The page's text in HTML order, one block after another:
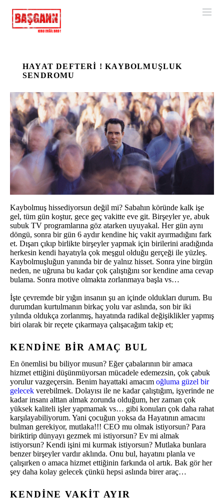
HAYAT DEFTERI ! KAYBOLMUŞLUK
SENDROMU
Kaybolmuş hissediyorsun değil mi? Sabahın köründe kalk işe
gel, tüm gün koştur, gece geç vakitte eve git. Birşeyler ye, abuk
subuk TV programlarına göz atarken uyuyakal. Her gün aynı
döngü, sonra bir gün 6 aydır kendine hiç vakit ayırmadığını fark
et. Dışarı çıkıp birlikte birşeyler yapmak için birilerini aradığında
herkesin kendi hayatıyla çok meşgul olduğu gerçeği ile yüzleş.
Kaybolmuşluğun yanında bir de yalnız hisset. Sonra yine birgün
neden, ne uğruna bu kadar çok çalıştığını sor kendine ama cevap
bulama. Sonra motive olmakta zorlanmaya başla vs…
İşte çevremde bir yığın insanın şu an içinde oldukları durum. Bu
durumdan kurtulmanın birkaç yolu var aslında, son bir iki
yılında oldukça zorlanmış, hayatında radikal değişiklikler yapmış
biri olarak bir reçete çıkarmaya çalışacağım takip et;
KENDINE BIR AMAÇ BUL
En önemlisi bu biliyor musun? Eğer çabalarının bir amaca
hizmet ettiğini düşünmüyorsan mücadele edemezsin, çok çabuk
yorulur vazgeçersin. Benim hayattaki amacım oğluma güzel bir
gelecek verebilmek. Dolayısı ile ne kadar çalıştığım, işyerinde ne
kadar insanı alttan almak zorunda olduğum, her zaman çok
yüksek kaliteli işler yapmamak vs… gibi konuları çok daha rahat
karşılayabiliyorum. Yani çocuğun yoksa da Hayatının amacını
bulman gerekiyor, mutlaka!!! CEO mu olmak istiyorsun? Para
biriktirip dünyayı gezmek mi istiyorsun? Ev mi almak
istiyorsun? Kendi işini mi kurmak istiyorsun? Mutlaka bunlara
benzer birşeyler vardır aklında. Onu bul, hayatını planla ve
çalışırken o amaca hizmet ettiğinin farkında ol artık. Bak gör her
şey daha kolay gelecek çünkü hepsi aslında birer araç…
KENDINE VAKIT AYIR